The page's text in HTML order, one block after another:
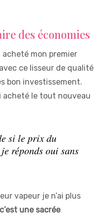
des économies
acheté mon premier
ce lisseur de qualité
bon investissement.
acheté le tout nouveau
si le prix du
réponds oui sans
vapeur je n’ai plus
c’est une sacrée